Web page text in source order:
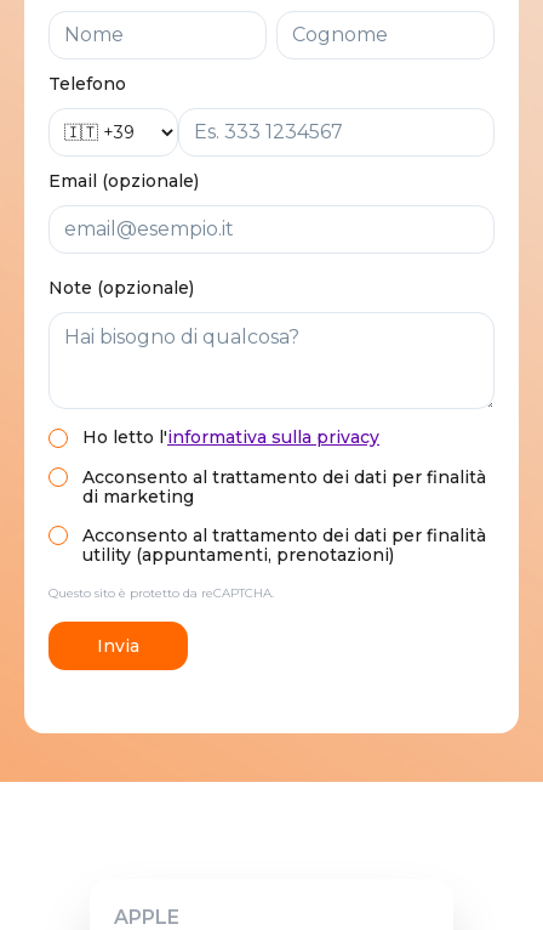
Telefono
Email (opzionale)
Note (opzionale)
Ho letto l'informativa sulla privacy
Acconsento al trattamento dei dati per finalità
di marketing
Acconsento al trattamento dei dati per finalità
utility (appuntamenti, prenotazioni)
Questo sito è protetto da reCAPTCHA.
Invia
APPLE